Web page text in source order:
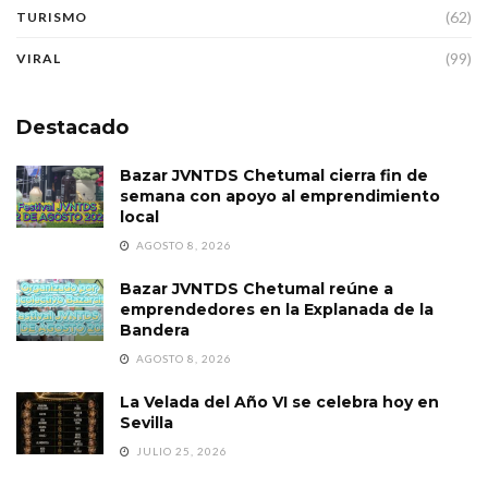
TURISMO (62)
VIRAL (99)
Destacado
Bazar JVNTDS Chetumal cierra fin de
semana con apoyo al emprendimiento
local
AGOSTO 8, 2026
Bazar JVNTDS Chetumal reúne a
emprendedores en la Explanada de la
Bandera
AGOSTO 8, 2026
La Velada del Año VI se celebra hoy en
Sevilla
JULIO 25, 2026